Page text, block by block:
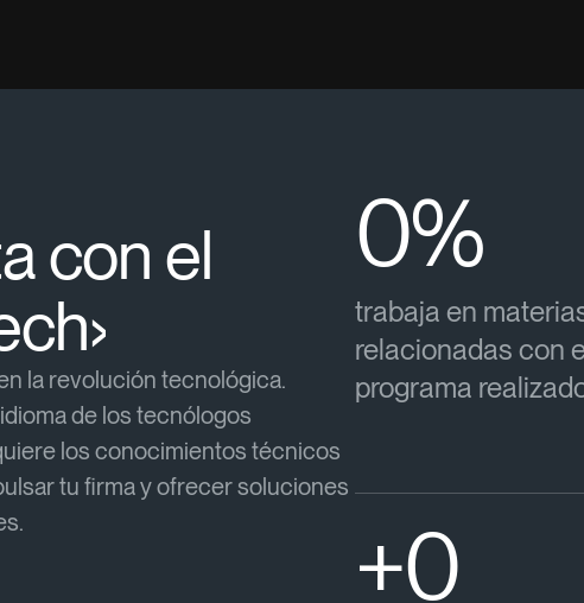
con el
la revolución tecnológica.
de los tecnólogos
los conocimientos técnicos
tu firma y ofrecer soluciones
trabaja en
relacionadas con
programa
0%
+0